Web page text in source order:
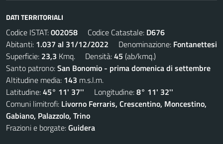
DATI TERRITORIALI
Codice ISTAT:002058 Codice Catastale: D676
Abitanti: 1.037 al 31/12/2022 Denominazione: Fontanettesi
Superficie: 23,3 Kmq. Densità:45 (ab/kmq.)
Santo patrono:San Bonomio - prima domenica di settembre
Altitudine media: 143 m.s.l.m.
Latitudine:45° 11' 37'' Longitudine:8° 11' 32''
Comuni limitrofi: Livorno Ferraris, Crescentino, Moncestino,
Gabiano, Palazzolo, Trino
Frazioni e borgate:Guidera